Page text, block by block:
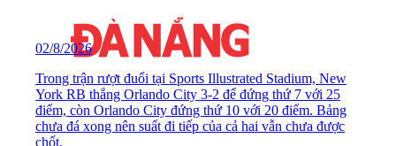
02/8/2026
Trong trận rượt đuổi tại Sports Illustrated Stadium, New
York RB thắng Orlando City 3-2 để đứng thứ 7 với 25
điểm, còn Orlando City đứng thứ 10 với 20 điểm. Bảng
chưa đá xong nên suất đi tiếp của cả hai vẫn chưa được
chốt.